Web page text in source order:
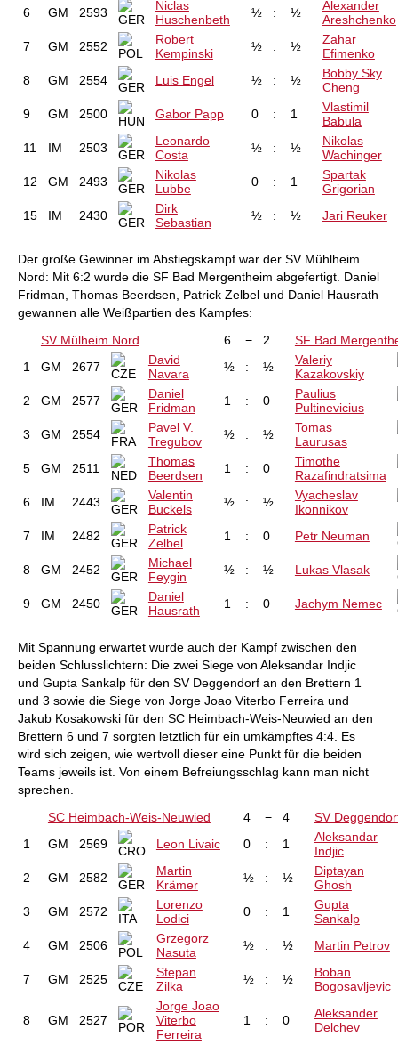
6 GM 2593
Niclas
Huschenbeth
½ : ½
Alexander
Areshchenko
7
GM 2552
Robert
Kempinski
½ : ½
Zahar
Efimenko
8
GM 2554 Luis Engel ½ : ½
Bobby Sky
Cheng
9
GM 2500 Gabor Papp 0 : 1
Vlastimil
Babula
11
IM 2503
Leonardo
Costa
½ : ½
Nikolas
Wachinger
12
GM 2493
Nikolas
Lubbe
0 : 1
Spartak
Grigorian
15
IM 2430
Dirk
Sebastian
½ : ½ Jari Reuker
Der große Gewinner im Abstiegskampf war der SV Mühlheim
Nord: Mit 6:2 wurde die SF Bad Mergentheim abgefertigt. Daniel
Fridman, Thomas Beerdsen, Patrick Zelbel und Daniel Hausrath
gewannen alle Weißpartien des Kampfes:
SV Mülheim Nord
6 − 2
SF Bad
1
GM 2677
David
Navara
½ : ½
Valeriy
Kazakovskiy
2
GM 2577
Daniel
Fridman
1 : 0
Paulius
Pultinevicius
3
GM 2554
Pavel V.
Tregubov
½ : ½
Tomas
Laurusas
5
GM 2511
Thomas
Beerdsen
1 : 0
Timothe
Razafindratsima
6
IM 2443
Valentin
Buckels
½ : ½
Vyacheslav
Ikonnikov
7
IM 2482
Patrick
Zelbel
1 : 0 Petr Neuman
8 GM 2452
Michael
Feygin
½ : ½ Lukas Vlasak
9 GM 2450
Daniel
Hausrath
1 : 0 Jachym Nemec
Mit Spannung erwartet wurde auch der Kampf zwischen den
beiden Schlusslichtern: Die zwei Siege von Aleksandar Indjic
und Gupta Sankalp für den SV Deggendorf an den Brettern 1
und 3 sowie die Siege von Jorge Joao Viterbo Ferreira und
Jakub Kosakowski für den SC Heimbach-Weis-Neuwied an den
Brettern 6 und 7 sorgten letztlich für ein umkämpftes 4:4. Es
wird sich zeigen, wie wertvoll dieser eine Punkt für die beiden
Teams jeweils ist. Von einem Befreiungsschlag kann man nicht
sprechen.
SC Heimbach-Weis-Neuwied
4 − 4
SV
1
GM 2569 Leon Livaic 0 : 1
Aleksandar
Indjic
2
GM 2582
Martin
Krämer
½ : ½
Diptayan
Ghosh
3
GM 2572
Lorenzo
Lodici
0 : 1
Gupta
Sankalp
4
GM 2506
Grzegorz
Nasuta
½ : ½ Martin Petrov
7 GM 2525
Stepan
Zilka
½ : ½
Boban
Bogosavljevic
8 GM 2527
Jorge Joao
Viterbo
Ferreira
1 : 0
Aleksander
Delchev